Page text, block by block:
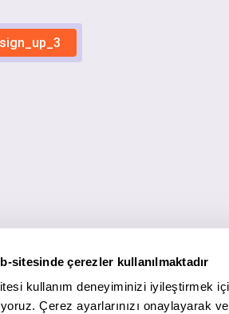
sitesinde çerezler kullanılmaktadır
kullanım deneyiminizi iyileştirmek
Çerez ayarlarınızı onaylayarak
sign_up_3